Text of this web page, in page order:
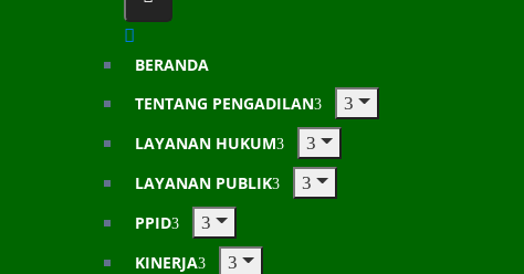
BERANDA
TENTANG PENGADILAN
LAYANAN HUKUM
LAYANAN PUBLIK
PPID
KINERJA